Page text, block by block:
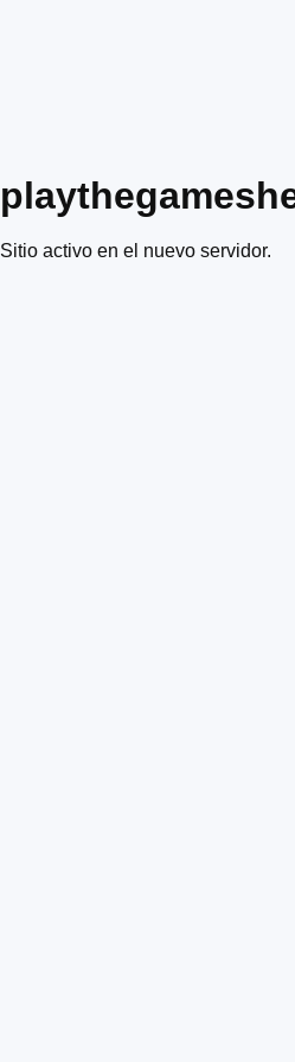
Sitio activo en el nuevo servidor.